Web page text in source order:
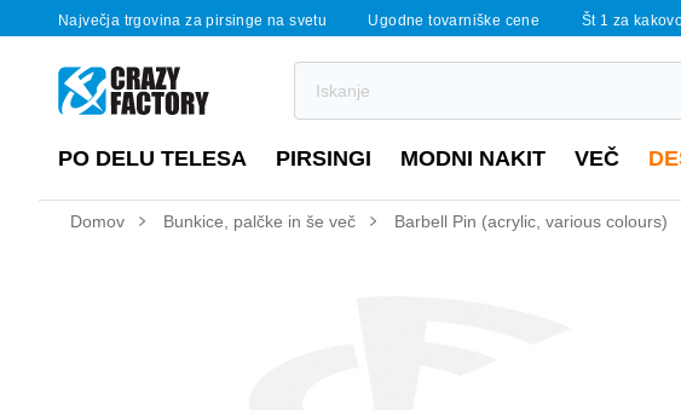
Največja trgovina za pirsinge na svetu Ugodne tovarniške cene Št 1 za
PO DELU TELESA PIRSINGI MODNI NAKIT VEČ
Domov Bunkice, palčke in še več Barbell Pin (acrylic, various colours)